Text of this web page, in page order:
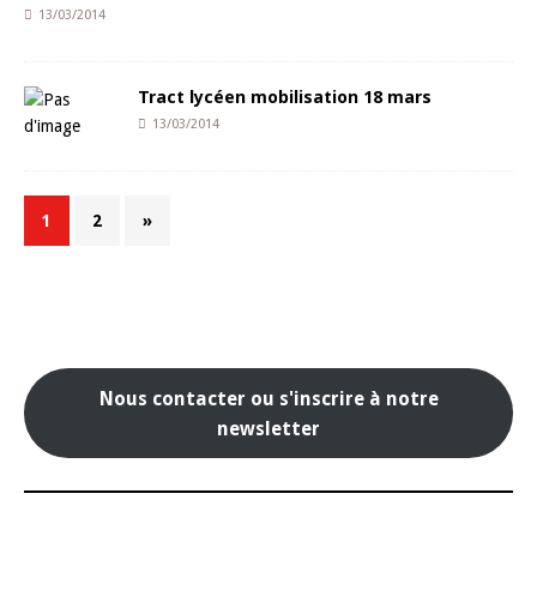
13/03/2014
Tract lycéen mobilisation 18 mars
13/03/2014
1 2 »
Nous contacter ou s'inscrire à notre
newsletter